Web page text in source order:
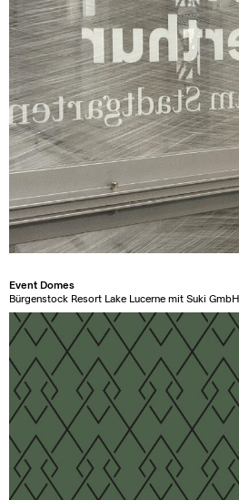
Event Domes
Bürgenstock Resort Lake Lucerne mit Suki GmbH